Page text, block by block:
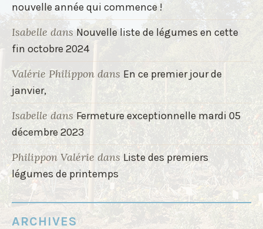
nouvelle année qui commence !
Isabelle dansNouvelle liste de légumes en cette
fin octobre 2024
Valérie Philippon dans En ce premier jour de
janvier,
Isabelledans Fermeture exceptionnelle mardi 05
décembre 2023
Philippon Valérie dans Liste des premiers
légumes de printemps
ARCHIVES